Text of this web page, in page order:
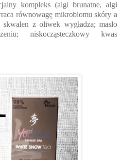
kompleks (algi brunatne, algi
równowagę mikrobiomu skóry a
z oliwek wygładza; masło
niskocząsteczkowy kwas